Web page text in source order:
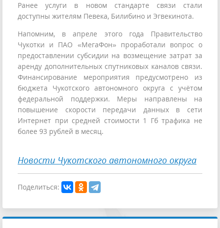
Ранее услуги в новом стандарте связи стали
доступны жителям Певека, Билибино и Эгвекинота.
Напомним, в апреле этого года Правительство
Чукотки и ПАО «МегаФон» проработали вопрос о
предоставлении субсидии на возмещение затрат за
аренду дополнительных спутниковых каналов связи.
Финансирование мероприятия предусмотрено из
бюджета Чукотского автономного округа с учётом
федеральной поддержки. Меры направлены на
повышение скорости передачи данных в сети
Интернет при средней стоимости 1 Гб трафика не
более 93 рублей в месяц.
Новости Чукотского автономного округа
Поделиться: